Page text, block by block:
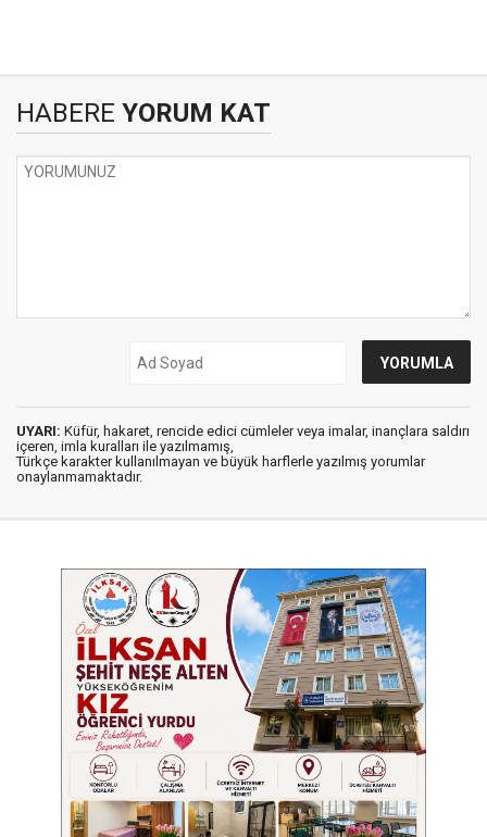
HABERE YORUM KAT
UYARI: Küfür, hakaret, rencide edici cümleler veya imalar, inançlara saldırı
içeren, imla kuralları ile yazılmamış,
Türkçe karakter kullanılmayan ve büyük harflerle yazılmış yorumlar
onaylanmamaktadır.